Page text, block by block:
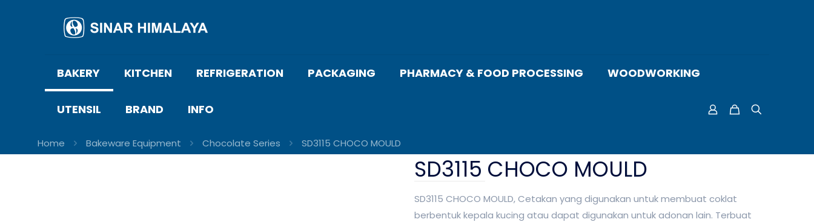
BAKERY KITCHEN REFRIGERATION PACKAGING PHARMACY & FOOD PROCESSING WOODWORKING
UTENSIL BRAND INFO
Home Bakeware Equipment Chocolate Series SD3115 CHOCO MOULD
SD3115 CHOCO MOULD
SD3115 CHOCO MOULD, Cetakan yang digunakan untuk membuat coklat
berbentuk kepala kucing atau dapat digunakan untuk adonan lain. Terbuat